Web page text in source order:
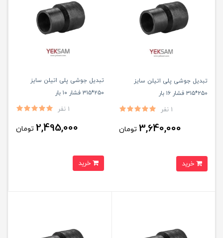
تبدیل جوشی پلی اتیلن سایز
۲۵۰*۳۱۵ فشار ۱۶ بار
1 نفر
3,640,000 تومان
تبدیل جوشی پلی اتیلن سایز
۲۵۰*۳۱۵ فشار ۱۰ بار
1 نفر
2,495,000 تومان